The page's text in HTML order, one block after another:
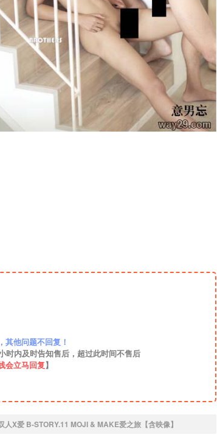
其他问题不回复！
时内及时告知售后，超过此时间不售后
会立马回复】
人X爱 B-STORY.11 MOJI & MAKE爱之旅【含映像】